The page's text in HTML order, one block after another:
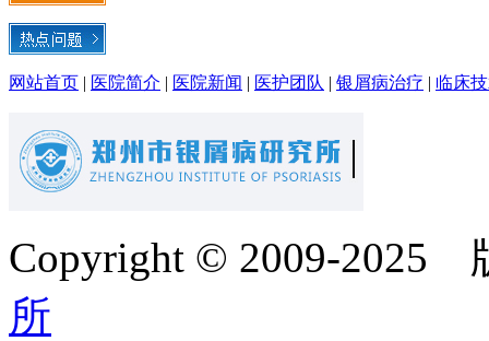
网站首页 | 医院简介 | 医院新闻 | 医护团队 | 银屑病治疗 | 临床
Copyright © 2009-2025
所